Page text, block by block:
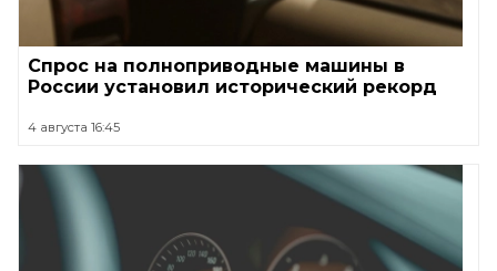
Спрос на полноприводные машины в
России установил исторический рекорд
4 августа 16:45